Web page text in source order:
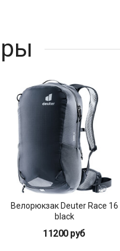
Велорюкзак Deuter Race 16
black
11200 руб